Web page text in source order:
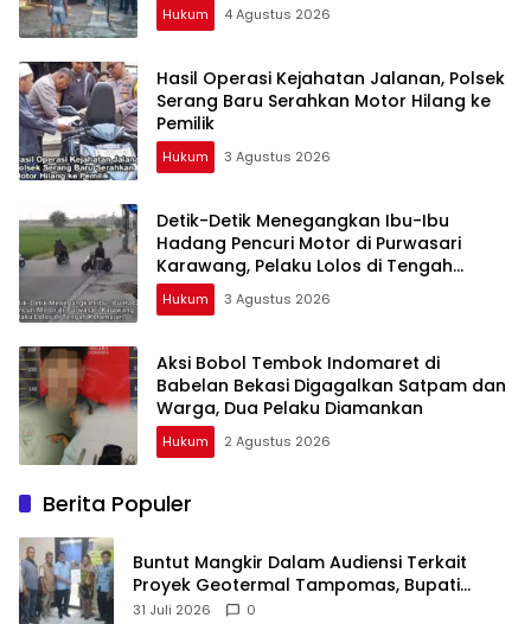
Hukum 4 Agustus 2026
Hasil Operasi Kejahatan Jalanan, Polsek
Serang Baru Serahkan Motor Hilang ke
Pemilik
Hukum 3 Agustus 2026
Detik-Detik Menegangkan Ibu-Ibu
Hadang Pencuri Motor di Purwasari
Karawang, Pelaku Lolos di Tengah
Keramaian!
Hukum 3 Agustus 2026
Aksi Bobol Tembok Indomaret di
Babelan Bekasi Digagalkan Satpam dan
Warga, Dua Pelaku Diamankan
Hukum 2 Agustus 2026
Berita Populer
Buntut Mangkir Dalam Audiensi Terkait
Proyek Geotermal Tampomas, Bupati
Sumedang Dilaporkan Ke Ombudsman dan
31 Juli 2026 0